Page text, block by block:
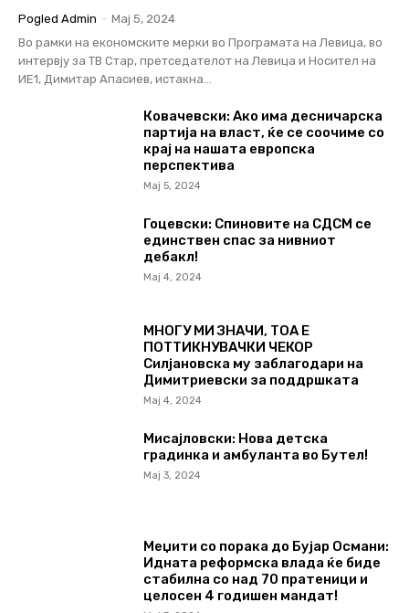
Pogled Admin - Мај 5, 2024
Во рамки на економските мерки во Програмата на Левица, во
интервју за ТВ Стар, претседателот на Левица и Носител на
ИЕ1, Димитар Апасиев, истакна...
Ковачевски: Ако има десничарска
партија на власт, ќе се соочиме со
крај на нашата европска
перспектива
Мај 5, 2024
Гоцевски: Спиновите на СДСМ се
единствен спас за нивниот
дебакл!
Мај 4, 2024
МНОГУ МИ ЗНАЧИ, ТОА Е
ПОТТИКНУВАЧКИ ЧЕКОР
Силјановска му заблагодари на
Димитриевски за поддршката
Мај 4, 2024
Мисајловски: Нова детска
градинка и амбуланта во Бутел!
Мај 3, 2024
Меџити со порака до Бујар Османи:
Идната реформска влада ќе биде
стабилна со над 70 пратеници и
целосен 4 годишен мандат!